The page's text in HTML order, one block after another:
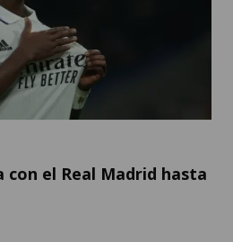
con el Real Madrid hasta